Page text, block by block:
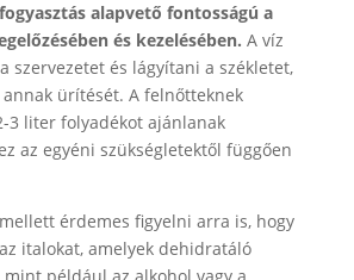
alapvető fontosságú a
és kezelésében. A víz
szervezetet és lágyítani a székletet,
ürítését. A felnőtteknek
3 liter folyadékot ajánlanak
az egyéni szükségletektől függően
érdemes figyelni arra is, hogy
italokat, amelyek dehidratáló